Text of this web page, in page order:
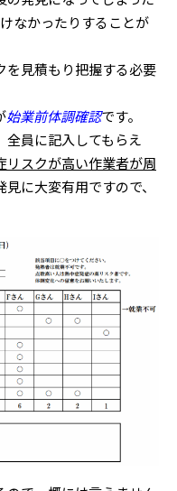
なかったりすることが
を見積もり把握する必要
始業前体調確認です。
員に記入してもらえ
リスクが高い作業者が周
見に大変有用ですので、